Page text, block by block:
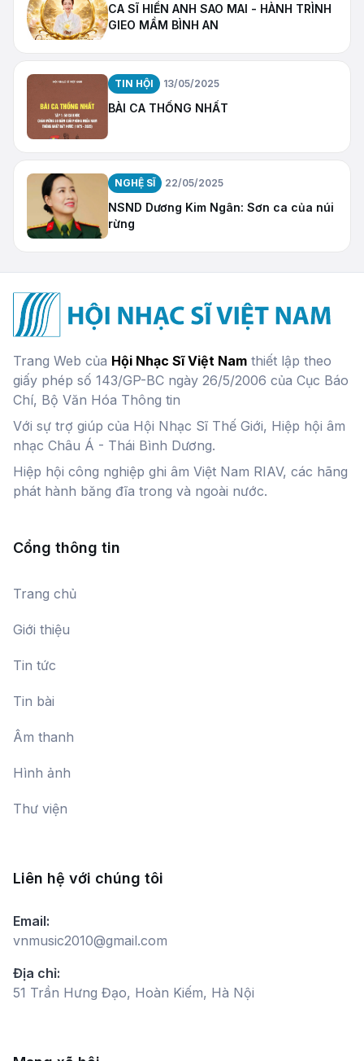
CA SĨ HIỀN ANH SAO MAI - HÀNH TRÌNH
GIEO MẦM BÌNH AN
TIN HỘI 13/05/2025
BÀI CA THỐNG NHẤT
NGHỆ SĨ 22/05/2025
NSND Dương Kim Ngân: Sơn ca của núi
rừng
Trang Web của Hội Nhạc Sĩ Việt Nam thiết lập theo
giấy phép số 143/GP-BC ngày 26/5/2006 của Cục Báo
Chí, Bộ Văn Hóa Thông tin
Với sự trợ giúp của Hội Nhạc Sĩ Thế Giới, Hiệp hội âm
nhạc Châu Á - Thái Bình Dương.
Hiệp hội công nghiệp ghi âm Việt Nam RIAV, các hãng
phát hành băng đĩa trong và ngoài nước.
Cổng thông tin
Trang chủ
Giới thiệu
Tin tức
Tin bài
Âm thanh
Hình ảnh
Thư viện
Liên hệ với chúng tôi
Email:
vnmusic2010@gmail.com
Địa chỉ:
51 Trần Hưng Đạo, Hoàn Kiếm, Hà Nội